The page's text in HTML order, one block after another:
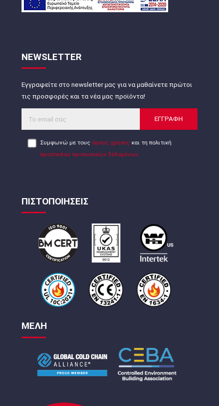
NEWSLETTER
Εγγραφείτε στο newsletter μας για να μαθαίνετε πρώτοι
τις προσφορές και τα νέα μας προϊόντα!
ΕΓΓΡΑΦΗ
Συμφωνώ με τους όρους χρήσης και τη πολιτική
προστασίας προσωπικών δεδομένων
ΠΙΣΤΟΠΟΙΗΣΕΙΣ
ΜΕΛΗ